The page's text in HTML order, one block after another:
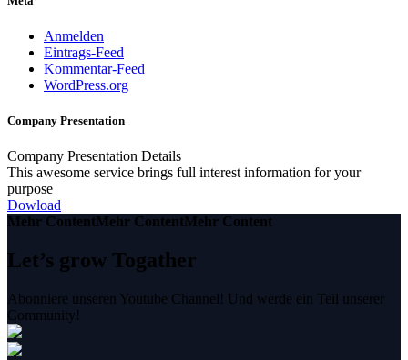
Anmelden
Eintrags-Feed
Kommentar-Feed
WordPress.org
Company Presentation
Company Presentation Details
This awesome service brings full interest information for your
purpose
Dowload
Mehr ContentMehr ContentMehr Content
Let’s grow Togather
Abonniere unseren Youtube Channel! Und werde ein Teil unserer
Community!